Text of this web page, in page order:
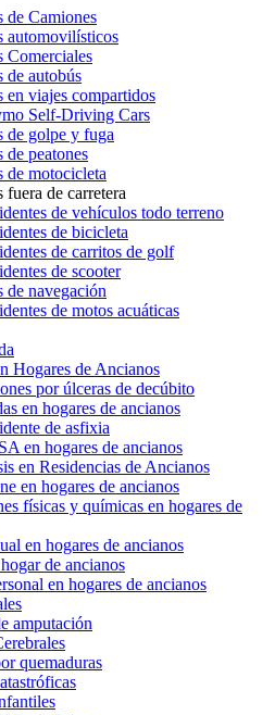
de Camiones
automovilísticos
Comerciales
de autobús
en viajes compartidos
Self-Driving Cars
de golpe y fuga
de peatones
de motocicleta
fuera de carretera
de vehículos todo terreno
de bicicleta
de carritos de golf
de scooter
de navegación
de motos acuáticas
Hogares de Ancianos
por úlceras de decúbito
en hogares de ancianos
de asfixia
en hogares de ancianos
en Residencias de Ancianos
en hogares de ancianos
físicas y químicas en hogares de
en hogares de ancianos
de ancianos
en hogares de ancianos
amputación
quemaduras